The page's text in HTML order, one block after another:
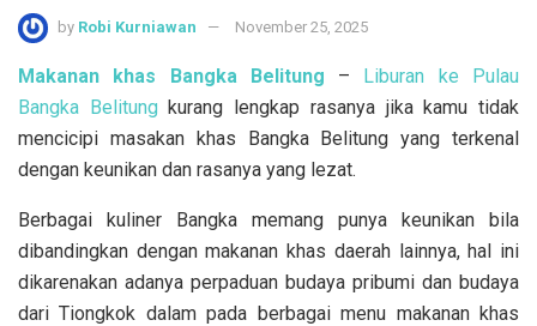
by Robi Kurniawan November 25, 2025
Makanan khas Bangka Belitung – Liburan ke Pulau
Bangka Belitung kurang lengkap rasanya jika kamu tidak
mencicipi masakan khas Bangka Belitung yang terkenal
dengan keunikan dan rasanya yang lezat.
Berbagai kuliner Bangka memang punya keunikan bila
dibandingkan dengan makanan khas daerah lainnya, hal ini
dikarenakan adanya perpaduan budaya pribumi dan budaya
dari Tiongkok dalam pada berbagai menu makanan khas